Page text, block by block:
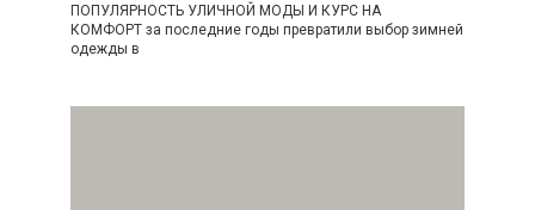
ПОПУЛЯРНОСТЬ УЛИЧНОЙ МОДЫ И КУРС НА
КОМФОРТ за последние годы превратили выбор зимней
одежды в